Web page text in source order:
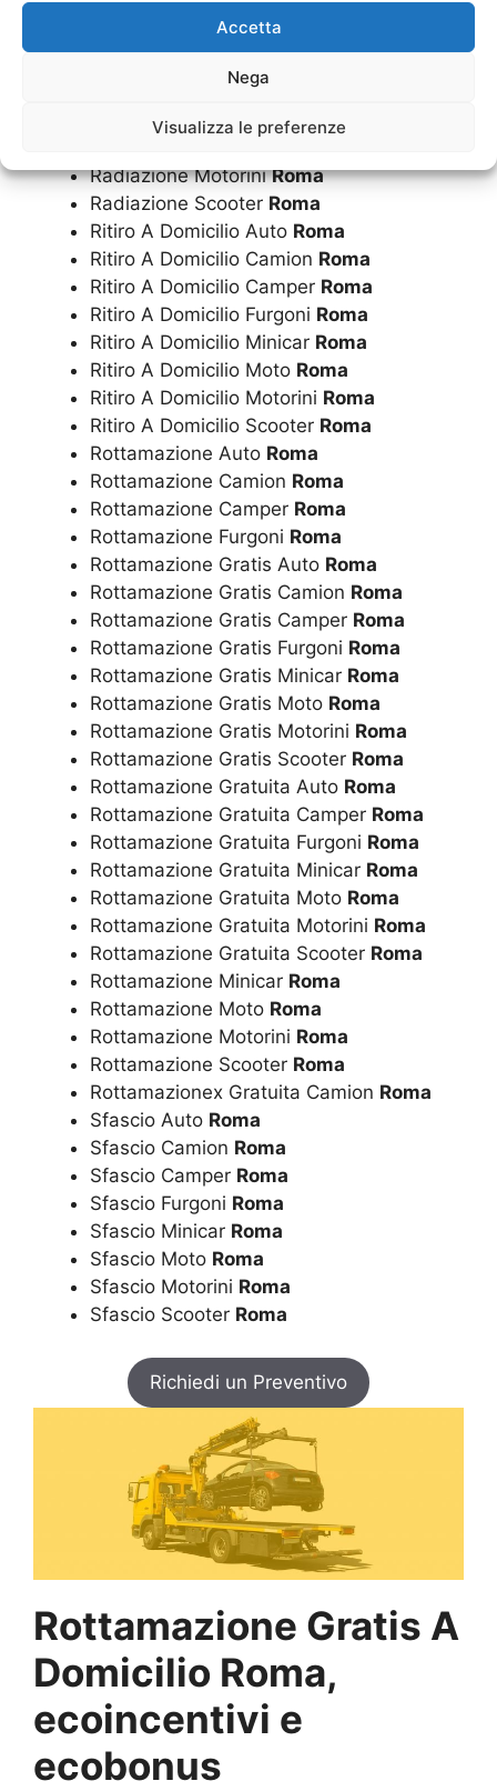
Accetta
Nega
Visualizza le preferenze
Radiazione CamionRoma
Radiazione Furgoni
Radiazione MinicarRoma
Radiazione MotoriniRoma
Radiazione Scooter Roma
Ritiro A Domicilio Auto Roma
Ritiro A Domicilio Camion Roma
Ritiro A Domicilio Camper Roma
Ritiro A Domicilio Furgoni Roma
Ritiro A Domicilio Minicar Roma
Ritiro A Domicilio Moto Roma
Ritiro A Domicilio Motorini Roma
Ritiro A Domicilio Scooter Roma
Rottamazione Auto Roma
Rottamazione Camion Roma
Rottamazione Camper Roma
Rottamazione Furgoni Roma
Rottamazione Gratis Auto Roma
Rottamazione Gratis Camion Roma
Rottamazione Gratis Camper Roma
Rottamazione Gratis Furgoni Roma
Rottamazione Gratis Minicar Roma
Rottamazione Gratis Moto Roma
Rottamazione Gratis Motorini Roma
Rottamazione Gratis Scooter Roma
Rottamazione Gratuita Auto Roma
Rottamazione Gratuita Camper Roma
Rottamazione Gratuita Furgoni Roma
Rottamazione Gratuita Minicar Roma
Rottamazione Gratuita Moto Roma
Rottamazione Gratuita Motorini Roma
Rottamazione Gratuita Scooter Roma
Rottamazione Minicar Roma
Rottamazione Moto Roma
Rottamazione Motorini Roma
Rottamazione Scooter Roma
Rottamazionex Gratuita Camion Roma
Sfascio Auto Roma
Sfascio Camion Roma
Sfascio Camper Roma
Sfascio Furgoni Roma
Sfascio Minicar Roma
Sfascio Moto Roma
Sfascio Motorini Roma
Sfascio Scooter Roma
Richiedi un Preventivo
Rottamazione Gratis A
Domicilio Roma,
ecoincentivi e
ecobonus